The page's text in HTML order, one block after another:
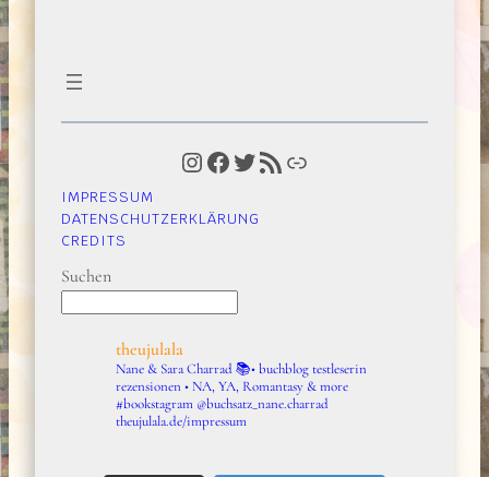
Instagram Facebook Twitter RSS-Feed Link
IMPRESSUM
DATENSCHUTZERKLÄRUNG
CREDITS
Suchen
theujulala
Nane & Sara Charrad📚• buchblog testleserin
rezensionen • NA, YA, Romantasy & more
#bookstagram @buchsatz_nane.charrad
theujulala.de/impressum